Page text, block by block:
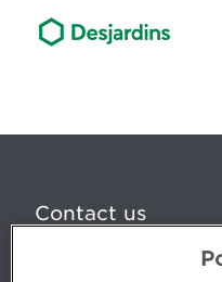
Contact us
5, Place Ville Marie,